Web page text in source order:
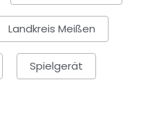
Landkreis Meißen
Spielgerät